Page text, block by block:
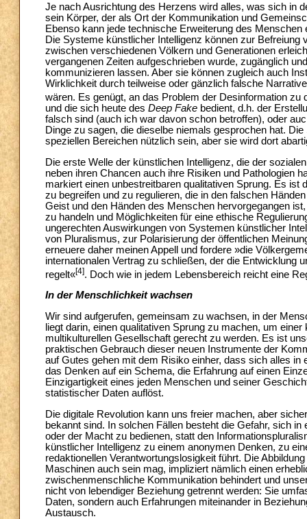
Je nach Ausrichtung des Herzens wird alles, was sich in
sein Körper, der als Ort der Kommunikation und
Ebenso kann jede technische Erweiterung des
Die Systeme künstlicher Intelligenz können zur
zwischen verschiedenen Völkern und Generationen
vergangenen Zeiten aufgeschrieben wurde, zugänglich
kommunizieren lassen. Aber sie können zugleich auch
Wirklichkeit durch teilweise oder gänzlich falsche
wären. Es genügt, an das Problem der Desinformation
und die sich heute des Deep Fake bedient, d.h. der
falsch sind (auch ich war davon schon betroffen), oder
Dinge zu sagen, die dieselbe niemals gesprochen hat.
speziellen Bereichen nützlich sein, aber sie wird dort
Die erste Welle der künstlichen Intelligenz, die der
neben ihren Chancen auch ihre Risiken und Pathologien
markiert einen unbestreitbaren qualitativen Sprung. Es
zu begreifen und zu regulieren, die in den falschen
Geist und den Händen des Menschen hervorgegangen
zu handeln und Möglichkeiten für eine ethische
ungerechten Auswirkungen von Systemen künstlicher
von Pluralismus, zur Polarisierung der öffentlichen
erneuere daher meinen Appell und fordere »die
internationalen Vertrag zu schließen, der die Entwicklung
regelt«[4]. Doch wie in jedem Lebensbereich reicht eine
In der Menschlichkeit wachsen
Wir sind aufgerufen, gemeinsam zu wachsen, in der
liegt darin, einen qualitativen Sprung zu machen, um
multikulturellen Gesellschaft gerecht zu werden. Es ist
praktischen Gebrauch dieser neuen Instrumente der
auf Gutes gehen mit dem Risiko einher, dass sich alles
das Denken auf ein Schema, die Erfahrung auf einen
Einzigartigkeit eines jeden Menschen und seiner
statistischer Daten auflöst.
Die digitale Revolution kann uns freier machen, aber
bekannt sind. In solchen Fällen besteht die Gefahr, sich
oder der Macht zu bedienen, statt den
künstlicher Intelligenz zu einem anonymen Denken, zu
redaktionellen Verantwortungslosigkeit führt. Die
Maschinen auch sein mag, impliziert nämlich einen
zwischenmenschliche Kommunikation behindert und
nicht von lebendiger Beziehung getrennt werden: Sie
Daten, sondern auch Erfahrungen miteinander in
Austausch.